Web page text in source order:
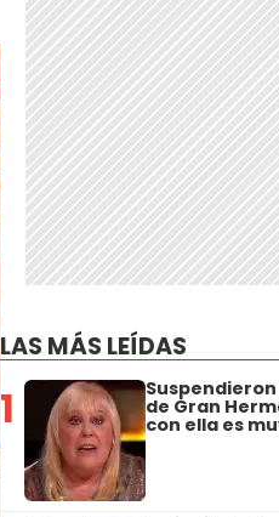
LAS MÁS LEÍDAS
1 de Gran
con ella es